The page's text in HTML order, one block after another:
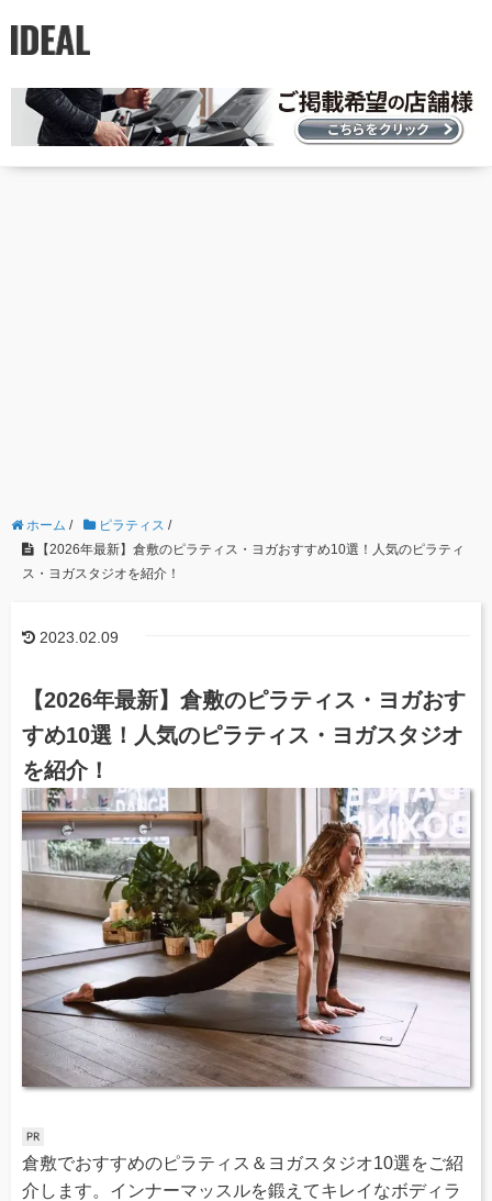
ホーム / ピラティス /
【2026年最新】倉敷のピラティス・ヨガおすすめ10選！人気のピラティ
ス・ヨガスタジオを紹介！
2023.02.09
【2026年最新】倉敷のピラティス・ヨガおす
すめ10選！人気のピラティス・ヨガスタジオ
を紹介！
倉敷でおすすめのピラティス＆ヨガスタジオ10選をご紹
介します。インナーマッスルを鍛えてキレイなボディラ